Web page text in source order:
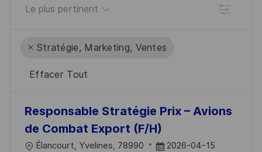
Filtre
Stratégie, Marketing, Ventes
Effacer Tout
results
updated
result
found
Responsable Stratégie Prix – Avions
de Combat Export (F/H)
L Élancourt, Yvelines, 78990 D 2026-04-15